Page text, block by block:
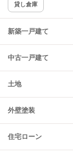
該当件数:
2
貸し倉庫
新築一戸建て
中古一戸建て
土地
外壁塗装
住宅ローン